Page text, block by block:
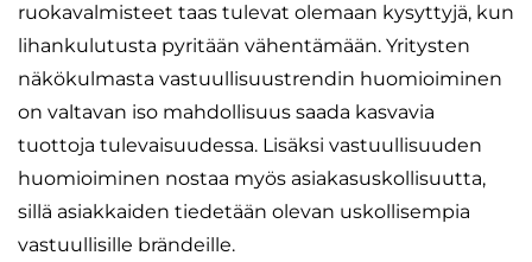
ruokavalmisteet taas tulevat olemaan kysyttyjä, kun
lihankulutusta pyritään vähentämään. Yritysten
näkökulmasta vastuullisuustrendin huomioiminen
on valtavan iso mahdollisuus saada kasvavia
tuottoja tulevaisuudessa. Lisäksi vastuullisuuden
huomioiminen nostaa myös asiakasuskollisuutta,
sillä asiakkaiden tiedetään olevan uskollisempia
vastuullisille brändeille.